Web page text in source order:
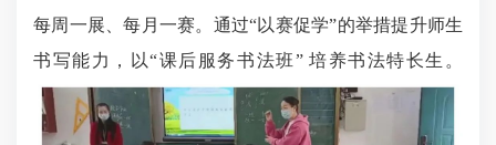
每周一展、每月一赛。通过“以赛促学”的举措提升师生
书写能力，以“课后服务书法班” 培养书法特长生。